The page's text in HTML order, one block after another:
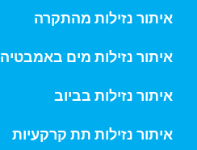
איתור נזילות מהתקרה
איתור נזילות מים באמבטיה
איתור נזילות בביוב
איתור נזילות תת קרקעיות